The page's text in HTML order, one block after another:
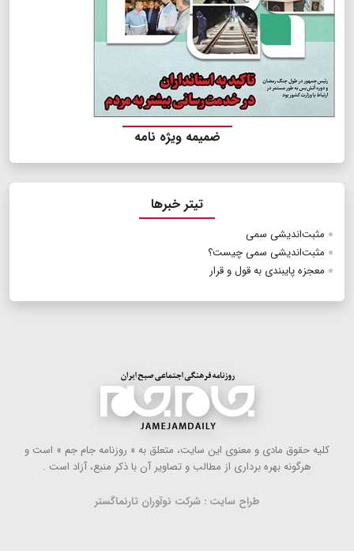
ضمیمه ویژه نامه
تیتر خبرها
مثبت‌اندیشی سمی
مثبت‌اندیشی سمی چیست؟
معجزه پایبندی به قول و قرار
كلیه حقوق مادی و معنوی این سایت، متعلق به « روزنامه جام جم » است و
هرگونه بهره ‌برداری از مطالب و تصاویر آن با ذكر منبع، آزاد است .
طراح سایت : شرکت نوآوران تارنماگستر